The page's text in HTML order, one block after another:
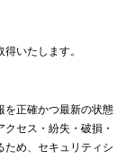
いたします。
を正確かつ最新の状態
セス・紛失・破損・
ため、セキュリティシ